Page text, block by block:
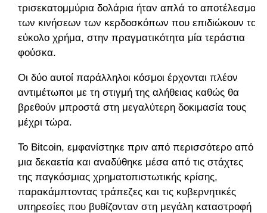
τρισεκατομμύρια δολάρια ήταν απλά το αποτέλεσμα
των κινήσεων των κερδοσκόπων που επιδιώκουν το
εύκολο χρήμα, στην πραγματικότητα μία τεράστια
φούσκα.
Οι δύο αυτοί παράλληλοι κόσμοι έρχονται πλέον
αντιμέτωποι με τη στιγμή της αλήθειας καθώς θα
βρεθούν μπροστά στη μεγαλύτερη δοκιμασία τους
μέχρι τώρα.
Το Bitcoin, εμφανίστηκε πριν από περισσότερο από
μια δεκαετία και αναδύθηκε μέσα από τις στάχτες
της παγκόσμιας χρηματοπιστωτικής κρίσης,
παρακάμπτοντας τράπεζες και τις κυβερνητικές
υπηρεσίες που βυθίζονταν στη μεγάλη καταστροφή